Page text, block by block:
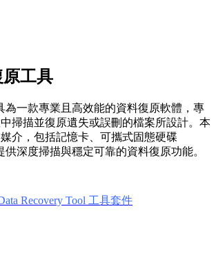
工具
為一款專業且高效能的資料復原軟體，專
掃描並復原遺失或誤刪的檔案所設計。本
介，包括記憶卡、可攜式固態硬碟
供深度掃描與穩定可靠的資料復原功能。
Recovery Tool 工具套件